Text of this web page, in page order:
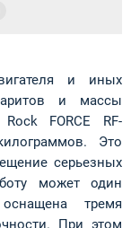
и иных
и массы
FORCE RF-
Это
серьезных
может один
тремя
При этом